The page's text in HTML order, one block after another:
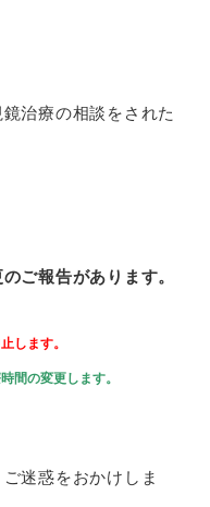
治療の相談をされた
ご報告があります。
します。
間の変更します。
迷惑をおかけしま